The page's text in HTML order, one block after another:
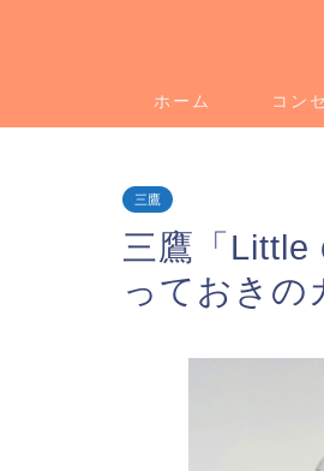
ホーム コン
三鷹
三鷹「Little
っておきの